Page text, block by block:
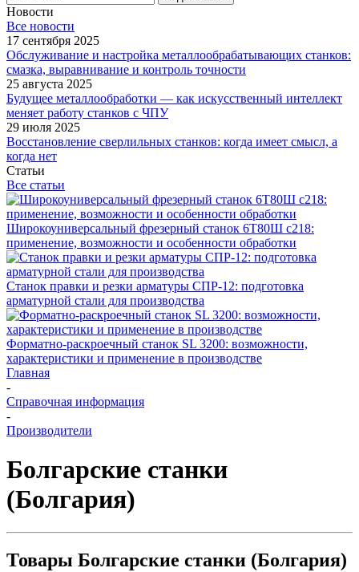
Новости
Все новости
17 сентября 2025
Обслуживание и настройка металлообрабатывающих станков:
смазка, выравнивание и контроль точности
25 августа 2025
Будущее металлообработки — как искусственный интеллект
меняет работу станков с ЧПУ
29 июля 2025
Восстановление сверлильных станков: когда имеет смысл, а
когда нет
Статьи
Все статьи
Широкоуниверсальный фрезерный станок 6Т80Ш с218:
применение, возможности и особенности обработки
Станок правки и резки арматуры СПР-12: подготовка
арматурной стали для производства
Форматно-раскроечный станок SL 3200: возможности,
характеристики и применение в производстве
Главная
-
Справочная информация
-
Производители
Болгарские станки
(Болгария)
Товары Болгарские станки (Болгария)